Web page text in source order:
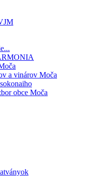
a vinárov Moča
obce Moča